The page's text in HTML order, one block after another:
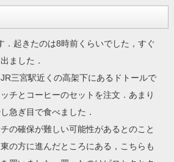
．起きたのは8時前くらいでした，すぐ
ました．
三宮駅近くの高架下にあるドトールで
チとコーヒーのセットを注文．あまり
急ぎ目で食べました．
の確保が難しい可能性があるとのこと
の方に進んだところにある，こちらも